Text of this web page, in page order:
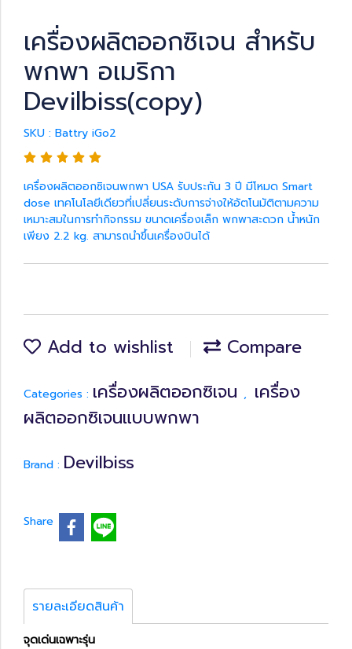
เครื่องผลิตออกซิเจน สำหรับ
พกพา อเมริกา
Devilbiss(copy)
SKU : Battry iGo2
เครื่องผลิตออกซิเจนพกพา USA รับประกัน 3 ปี มีโหมด Smart
dose เทคโนโลยีเดียวที่เปลี่ยนระดับการจ่างให้อัตโนมัติตามความ
เหมาะสมในการทำกิจกรรม ขนาดเครื่องเล็ก พกพาสะดวก น้ำหนัก
เพียง 2.2 kg. สามารถนำขึ้นเครื่องบินได้
Add to wishlist Compare
Categories : เครื่องผลิตออกซิเจน , เครื่อง
ผลิตออกซิเจนแบบพกพา
Brand : Devilbiss
Share
รายละเอียดสินค้า
จุดเด่นเฉพาะรุ่น